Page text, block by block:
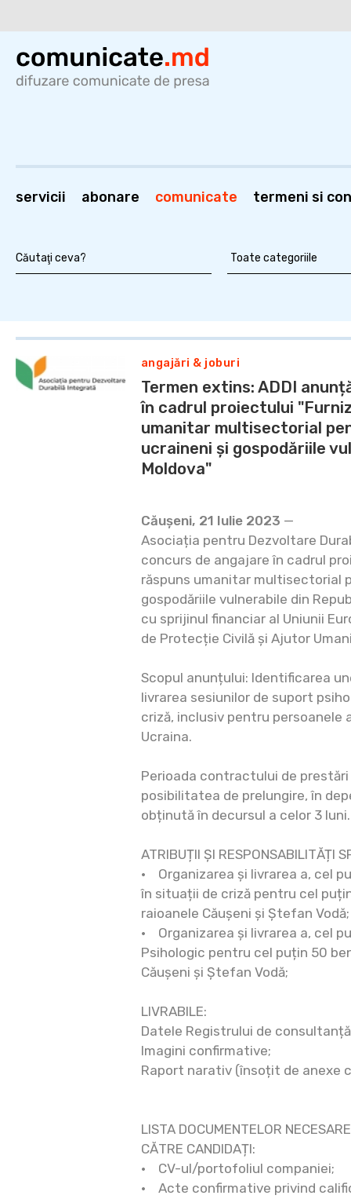
servicii abonare comunicate termeni si
angajări & joburi
Termen extins: ADDI
în cadrul proiectului
umanitar multisectorial
ucraineni și gospodăriile
Moldova"
Căușeni, 21 Iulie 2023 —
Asociația pentru Dezvoltare
concurs de angajare în cadrul
răspuns umanitar multisectorial
gospodăriile vulnerabile din
cu sprijinul financiar al Uniunii
de Protecție Civilă și Ajutor
Scopul anunțului: Identificarea
livrarea sesiunilor de suport
criză, inclusiv pentru
Ucraina.
Perioada contractului de prestări
posibilitatea de prelungire, în
obținută în decursul a celor 3 luni.
ATRIBUȚII ȘI RESPONSABILITĂȚI
• Organizarea și livrarea a, cel
în situații de criză pentru cel
raioanele Căușeni și Ștefan Vodă;
• Organizarea și livrarea a, cel
Psihologic pentru cel puțin 50
Căușeni și Ștefan Vodă;
LIVRABILE:
Datele Registrului de
Imagini confirmative;
Raport narativ (însoțit de anexe
LISTA DOCUMENTELOR
CĂTRE CANDIDAȚI:
• CV-ul/portofoliul companiei;
• Acte confirmative privind